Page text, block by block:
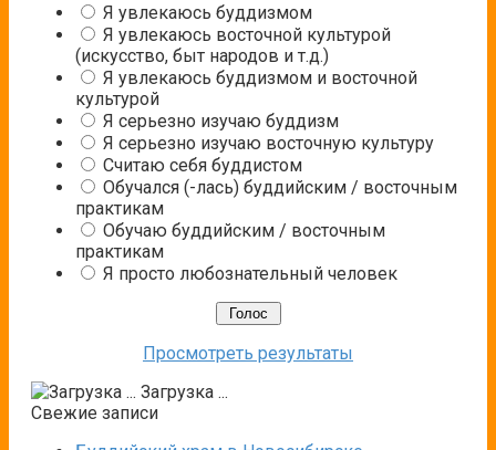
Я увлекаюсь буддизмом
Я увлекаюсь восточной культурой
(искусство, быт народов и т.д.)
Я увлекаюсь буддизмом и восточной
культурой
Я серьезно изучаю буддизм
Я серьезно изучаю восточную культуру
Считаю себя буддистом
Обучался (-лась) буддийским / восточным
практикам
Обучаю буддийским / восточным
практикам
Я просто любознательный человек
Просмотреть результаты
Загрузка ...
Свежие записи